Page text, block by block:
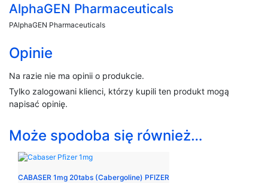
AlphaGEN Pharmaceuticals
PAlphaGEN Pharmaceuticals
Opinie
Na razie nie ma opinii o produkcie.
Tylko zalogowani klienci, którzy kupili ten produkt mogą
napisać opinię.
Może spodoba się również…
CABASER 1mg 20tabs (Cabergoline) PFIZER